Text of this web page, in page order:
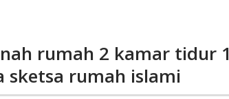
rumah 2 kamar tidur 1
sketsa rumah islami